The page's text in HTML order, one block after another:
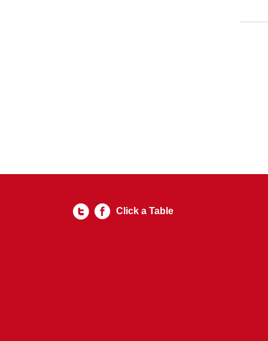
Click a Table